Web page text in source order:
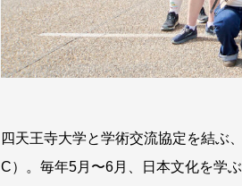
四天王寺大学と学術交流協定を結ぶ
C）。毎年5月〜6月、日本文化を学